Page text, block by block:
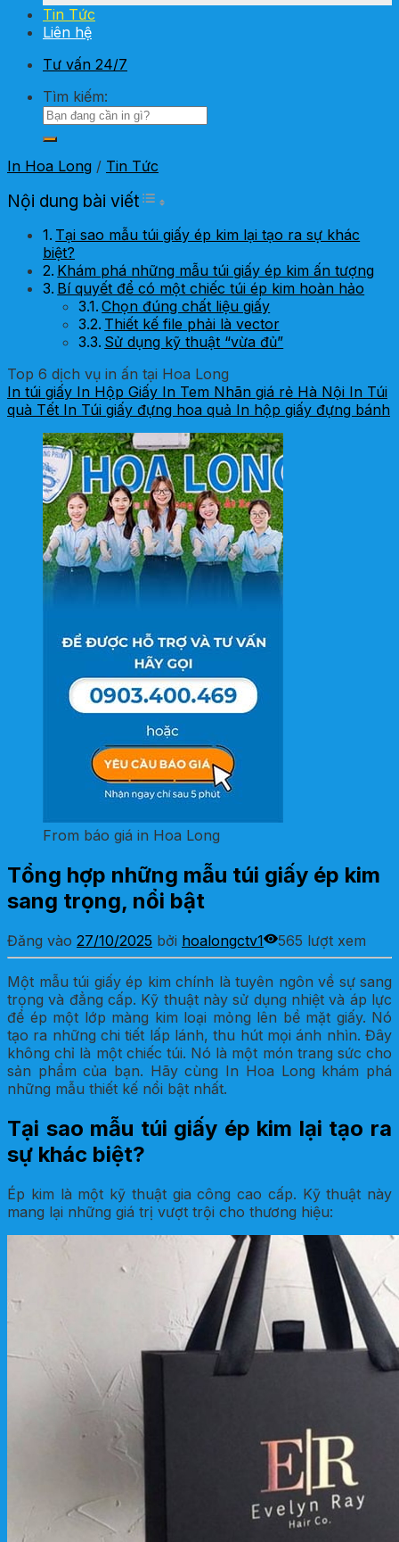
Tin Tức
Liên hệ
Tư vấn 24/7
Tìm kiếm:
In Hoa Long / Tin Tức
Nội dung bài viết Toggle Table of Content
Tại sao mẫu túi giấy ép kim lại tạo ra sự khác
biệt?
Khám phá những mẫu túi giấy ép kim ấn tượng
Bí quyết để có một chiếc túi ép kim hoàn hảo
Chọn đúng chất liệu giấy
Thiết kế file phải là vector
Sử dụng kỹ thuật “vừa đủ”
Top 6 dịch vụ in ấn tại Hoa Long
In túi giấy In Hộp Giấy In Tem Nhãn giá rẻ Hà Nội In Túi
quà Tết In Túi giấy đựng hoa quả In hộp giấy đựng bánh
From báo giá in Hoa Long
Tổng hợp những mẫu túi giấy ép kim
sang trọng, nổi bật
Đăng vào 27/10/2025 bởi hoalongctv1 565 lượt xem
Một mẫu túi giấy ép kim chính là tuyên ngôn về sự sang
trọng và đẳng cấp. Kỹ thuật này sử dụng nhiệt và áp lực
để ép một lớp màng kim loại mỏng lên bề mặt giấy. Nó
tạo ra những chi tiết lấp lánh, thu hút mọi ánh nhìn. Đây
không chỉ là một chiếc túi. Nó là một món trang sức cho
sản phẩm của bạn. Hãy cùng In Hoa Long khám phá
những mẫu thiết kế nổi bật nhất.
Tại sao mẫu túi giấy ép kim lại tạo ra
sự khác biệt?
Ép kim là một kỹ thuật gia công cao cấp. Kỹ thuật này
mang lại những giá trị vượt trội cho thương hiệu: